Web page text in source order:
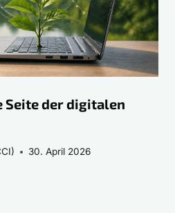
Seite der digitalen
30. April 2026